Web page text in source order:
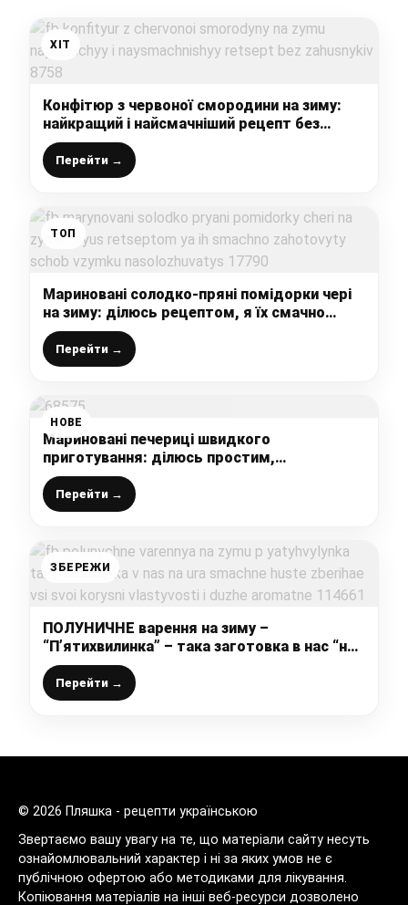
ХІТ
Конфітюр з червоної смородини на зиму:
найкращий і найсмачніший рецепт без
загусників
Перейти →
ТОП
Мариновані солодко-пряні помідорки чері
на зиму: ділюсь рецептом, я їх смачно
заготовити, щоб взимку насоложуватись
Перейти →
НОВЕ
Мариновані печериці швидкого
приготування: ділюсь простим,
перевіреним рецептом смачних
маринованих грибочків
Перейти →
ЗБЕРЕЖИ
ПОЛУНИЧНЕ варення на зиму –
“П’ятихвилинка” – така заготовка в нас “на
ура”: смачне, густе, зберігає всі свої
корисні властивості і дуже ароматне
Перейти →
© 2026 Пляшка - рецепти українською
Звертаємо вашу увагу на те, що матеріали сайту несуть
ознайомлювальний характер і ні за яких умов не є
публічною офертою або методиками для лікування.
Копіювання матеріалів на інші веб-ресурси дозволено